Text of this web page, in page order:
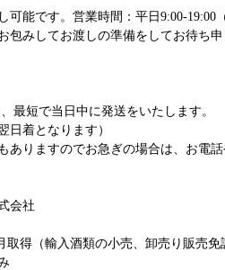
能です。営業時間：平日9:00-19:00（
みしてお渡しの準備をしてお待ち申
最短で当日中に発送をいたします。
日着となります）
ありますのでお急ぎの場合は、お電
会社
取得（輸入酒類の小売、卸売り販売免